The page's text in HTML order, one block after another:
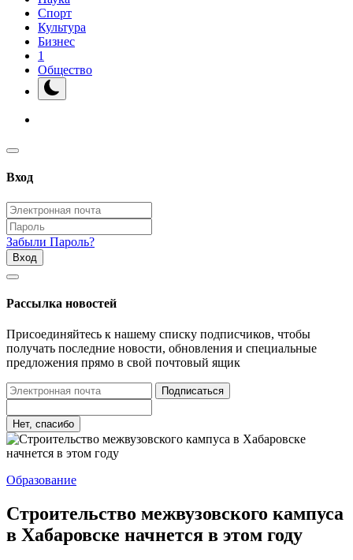
Спорт
Культура
Бизнес
1
Общество
Вход
Забыли Пароль?
Вход
Рассылка новостей
Присоединяйтесь к нашему списку подписчиков, чтобы
получать последние новости, обновления и специальные
предложения прямо в свой почтовый ящик
Подписаться
Нет, спасибо
Образование
Строительство межвузовского кампуса
в Хабаровске начнется в этом году